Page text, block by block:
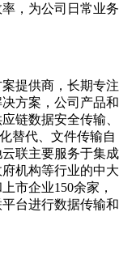
，为公司日常业务
提供商，长期专注
方案，公司产品和
链数据安全传输、
替代、文件传输自
联主要服务于集成
机构等行业的中大
市企业150余家，
台进行数据传输和